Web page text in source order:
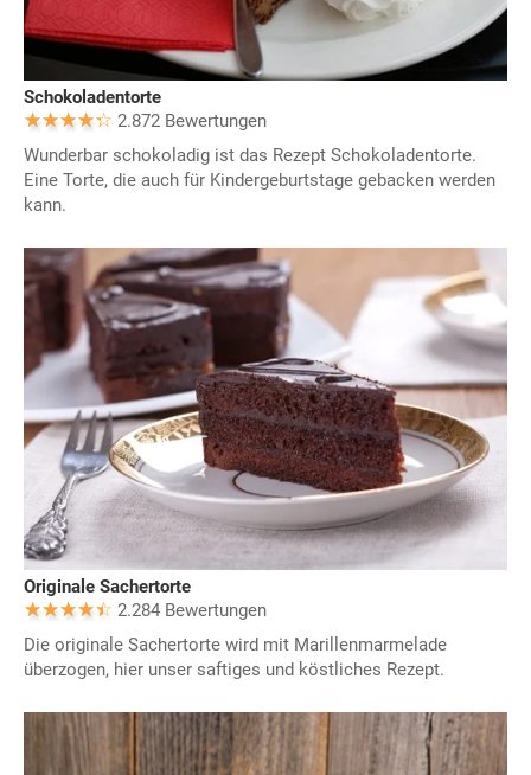
Schokoladentorte
2.872 Bewertungen
Wunderbar schokoladig ist das Rezept Schokoladentorte.
Eine Torte, die auch für Kindergeburtstage gebacken werden
kann.
Originale Sachertorte
2.284 Bewertungen
Die originale Sachertorte wird mit Marillenmarmelade
überzogen, hier unser saftiges und köstliches Rezept.